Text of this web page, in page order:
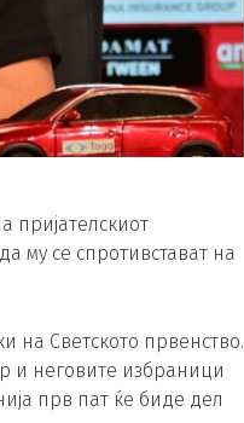
пријателскиот
му се спротивстават на
на Светското првенство.
и неговите избраници
прв пат ќе биде дел